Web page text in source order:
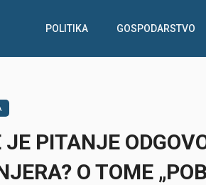
POLITIKA GOSPODARSTVO
JE PITANJE
O TOME